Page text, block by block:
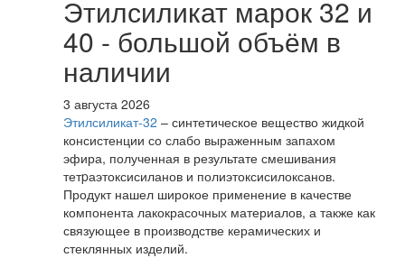
Этилсиликат марок 32 и
40 - большой объём в
наличии
3 августа 2026
Этилсиликат-32 – синтетическое вещество жидкой
консистенции со слабо выраженным запахом
эфира, полученная в результате смешивания
тетpаэтоксисиланов и полиэтоксисилоксанов.
Продукт нашел широкое применение в качестве
компонента лакокрасочных материалов, а также как
связующее в производстве керамических и
стеклянных изделий.